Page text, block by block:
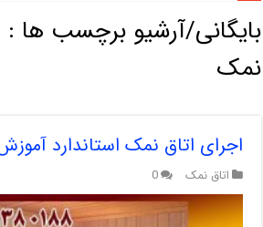
بایگانی/آرشیو برچسب ها :
نمک
اجرای اتاق نمک استاندارد آموزش
اتاق نمک 0